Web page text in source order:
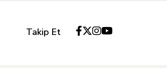
Takip Et